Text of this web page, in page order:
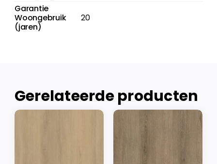
Garantie
Woongebruik
(jaren)
20
Gerelateerde producten